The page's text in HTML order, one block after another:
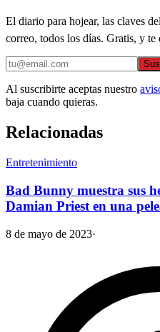
El diario para hojear, las claves
correo, todos los días. Gratis, y te
Al suscribirte aceptas nuestro
baja cuando quieras.
Relacionadas
Entretenimiento
Bad Bunny muestra sus
Damian Priest en una
8 de mayo de 2023·